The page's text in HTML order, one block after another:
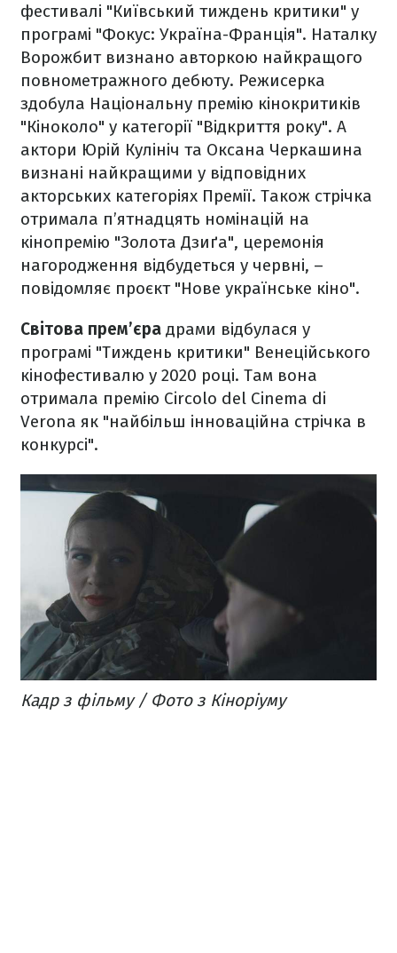
фестивалі "Київський тиждень критики" у
програмі "Фокус: Україна-Франція". Наталку
Ворожбит визнано авторкою найкращого
повнометражного дебюту. Режисерка
здобула Національну премію кінокритиків
"Кіноколо" у категорії "Відкриття року". А
актори Юрій Кулініч та Оксана Черкашина
визнані найкращими у відповідних
акторських категоріях Премії. Також стрічка
отримала п’ятнадцять номінацій на
кінопремію "Золота Дзиґа", церемонія
нагородження відбудеться у червні, –
повідомляє проєкт "Нове українське кіно".
Світова прем’єра драми відбулася у
програмі "Тиждень критики" Венеційського
кінофестивалю у 2020 році. Там вона
отримала премію Circolo del Cinema di
Verona як "найбільш інноваційна стрічка в
конкурсі".
Кадр з фільму / Фото з Кіноріуму